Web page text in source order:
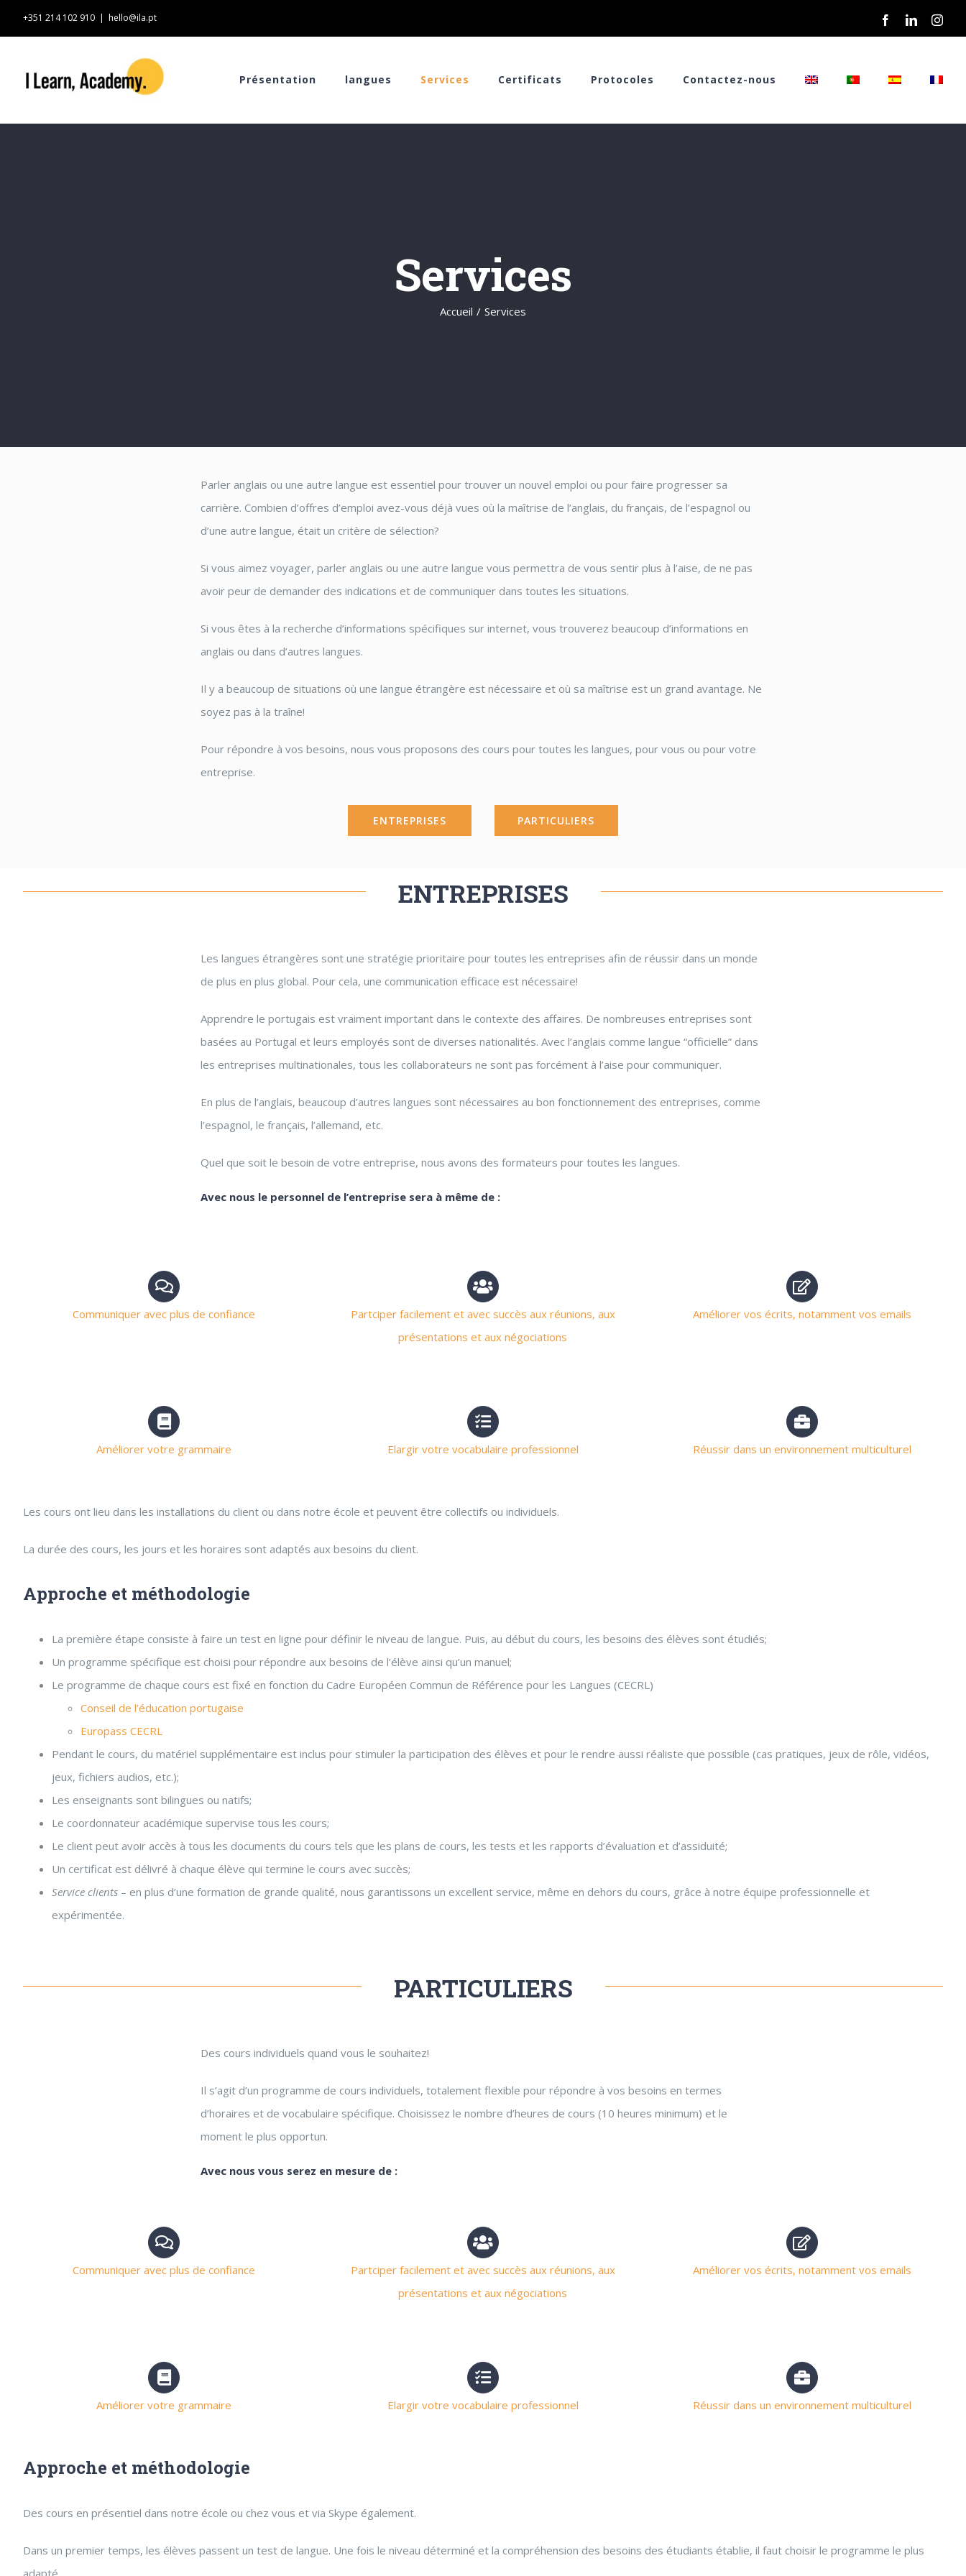
to
+351 214 102 910 | hello@ila.pt FacebookLinkedIn
Présentation langues Services Certificats Protocoles Contactez-nous
Services
Accueil / Services
Parler anglais ou une autre langue est essentiel pour trouver un nouvel emploi ou pour faire progresser sa
carrière. Combien d’offres d’emploi avez-vous déjà vues où la maîtrise de l’anglais, du français, de l’espagnol ou
d’une autre langue, était un critère de sélection?
Si vous aimez voyager, parler anglais ou une autre langue vous permettra de vous sentir plus à l’aise, de ne pas
avoir peur de demander des indications et de communiquer dans toutes les situations.
Si vous êtes à la recherche d’informations spécifiques sur internet, vous trouverez beaucoup d’informations en
anglais ou dans d’autres langues.
Il y a beaucoup de situations où une langue étrangère est nécessaire et où sa maîtrise est un grand avantage. Ne
soyez pas à la traîne!
Pour répondre à vos besoins, nous vous proposons des cours pour toutes les langues, pour vous ou pour votre
entreprise.
ENTREPRISES PARTICULIERS
ENTREPRISES
Les langues étrangères sont une stratégie prioritaire pour toutes les entreprises afin de réussir dans un monde
de plus en plus global. Pour cela, une communication efficace est nécessaire!
Apprendre le portugais est vraiment important dans le contexte des affaires. De nombreuses entreprises sont
basées au Portugal et leurs employés sont de diverses nationalités. Avec l’anglais comme langue “officielle” dans
les entreprises multinationales, tous les collaborateurs ne sont pas forcément à l’aise pour communiquer.
En plus de l’anglais, beaucoup d’autres langues sont nécessaires au bon fonctionnement des entreprises, comme
l’espagnol, le français, l’allemand, etc.
Quel que soit le besoin de votre entreprise, nous avons des formateurs pour toutes les langues.
Avec nous le personnel de l’entreprise sera à même de :
Communiquer avec plus de confiance
Partciper facilement et avec succès aux réunions, aux
présentations et aux négociations
Améliorer vos écrits, notamment vos emails
Améliorer votre grammaire Elargir votre vocabulaire professionnel Réussir dans un environnement multiculturel
Les cours ont lieu dans les installations du client ou dans notre école et peuvent être collectifs ou individuels.
La durée des cours, les jours et les horaires sont adaptés aux besoins du client.
Approche et méthodologie
La première étape consiste à faire un test en ligne pour définir le niveau de langue. Puis, au début du cours, les besoins des élèves sont étudiés;
Un programme spécifique est choisi pour répondre aux besoins de l’élève ainsi qu’un manuel;
Le programme de chaque cours est fixé en fonction du Cadre Européen Commun de Référence pour les Langues (CECRL)
Conseil de l’éducation portugaise
Europass CECRL
Pendant le cours, du matériel supplémentaire est inclus pour stimuler la participation des élèves et pour le rendre aussi réaliste que possible (cas pratiques, jeux de rôle, vidéos,
jeux, fichiers audios, etc.);
Les enseignants sont bilingues ou natifs;
Le coordonnateur académique supervise tous les cours;
Le client peut avoir accès à tous les documents du cours tels que les plans de cours, les tests et les rapports d’évaluation et d’assiduité;
Un certificat est délivré à chaque élève qui termine le cours avec succès;
Service clients – en plus d’une formation de grande qualité, nous garantissons un excellent service, même en dehors du cours, grâce à notre équipe professionnelle et
expérimentée.
PARTICULIERS
Des cours individuels quand vous le souhaitez!
Il s’agit d’un programme de cours individuels, totalement flexible pour répondre à vos besoins en termes
d’horaires et de vocabulaire spécifique. Choisissez le nombre d’heures de cours (10 heures minimum) et le
moment le plus opportun.
Avec nous vous serez en mesure de :
Communiquer avec plus de confiance
Partciper facilement et avec succès aux réunions, aux
présentations et aux négociations
Améliorer vos écrits, notamment vos emails
Améliorer votre grammaire Elargir votre vocabulaire professionnel Réussir dans un environnement multiculturel
Approche et méthodologie
Des cours en présentiel dans notre école ou chez vous et via Skype également.
Dans un premier temps, les élèves passent un test de langue. Une fois le niveau déterminé et la compréhension des besoins des étudiants établie, il faut choisir le programme le plus